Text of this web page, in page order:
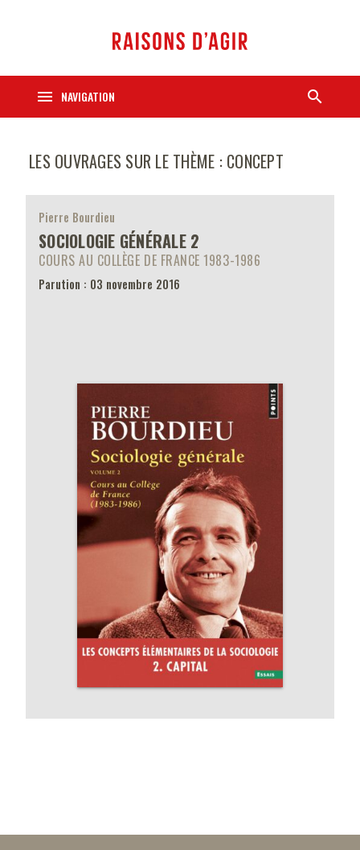
menu NAVIGATION search
LES OUVRAGES SUR LE THÈME : CONCEPT
Pierre Bourdieu
SOCIOLOGIE GÉNÉRALE 2
COURS AU COLLÈGE DE FRANCE 1983-1986
Parution : 03 novembre 2016